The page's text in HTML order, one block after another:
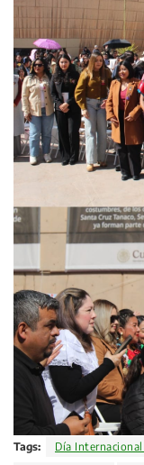
Tags:
Día